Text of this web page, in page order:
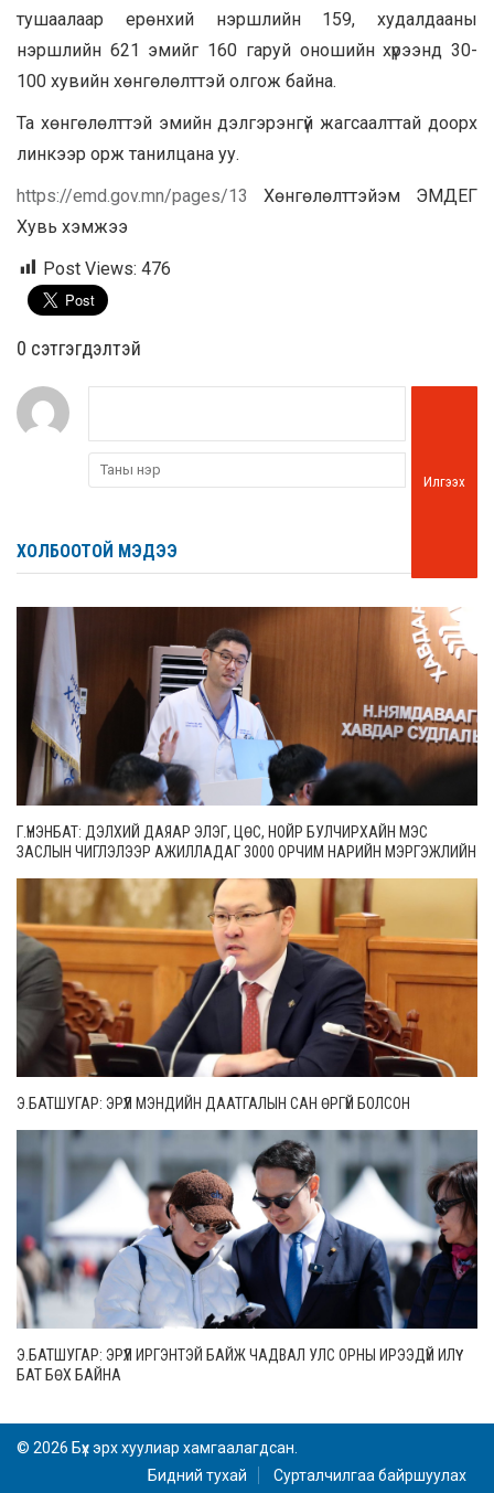
тушаалаар ерөнхий нэршлийн 159, худалдааны
нэршлийн 621 эмийг 160 гаруй оношийн хүрээнд 30-
100 хувийн хөнгөлөлттэй олгож байна.
Та хөнгөлөлттэй эмийн дэлгэрэнгүй жагсаалттай доорх
линкээр орж танилцана уу.
https://emd.gov.mn/pages/13
Хөнгөлөлттэйэм ЭМДЕГ
Хувь хэмжээ
Post Views: 476
0 cэтгэгдэлтэй
Илгээх
ХОЛБООТОЙ МЭДЭЭ
Г.ҮНЭНБАТ: ДЭЛХИЙ ДАЯАР ЭЛЭГ, ЦӨС, НОЙР БУЛЧИРХАЙН МЭС
ЗАСЛЫН ЧИГЛЭЛЭЭР АЖИЛЛАДАГ 3000 ОРЧИМ НАРИЙН МЭРГЭЖЛИЙН
Э.БАТШУГАР: ЭРҮҮЛ МЭНДИЙН ДААТГАЛЫН САН ӨРГҮЙ БОЛСОН
Э.БАТШУГАР: ЭРҮҮЛ ИРГЭНТЭЙ БАЙЖ ЧАДВАЛ УЛС ОРНЫ ИРЭЭДҮЙ ИЛҮҮ
БАТ БӨХ БАЙНА
© 2026 Бүх эрх хуулиар хамгаалагдсан.
Бидний тухай
Сурталчилгаа байршуулах